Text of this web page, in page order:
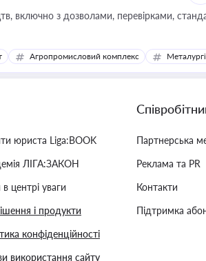
включно з дозволами, перевірками,
Агропромисловий комплекс
юриста Liga:BOOK
ЛІГА:ЗАКОН
центрі уваги
і продукти
конфіденційності
використання сайту
Партнерська
Реклама та PR
Контакти
Підтримка